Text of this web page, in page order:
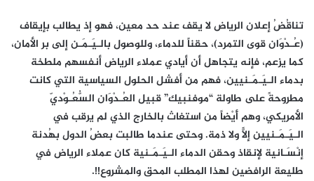
تناقُضُ إعلان الرياض لا يقف عند حد معين، فهو إذ يطالب بإيقاف
(عُـدْوَان قوى التمرد)، حقناً للدماء، وللوصول بالـيَـمَـن إلى بر الأمان،
كما يزعم، فإنه يتجاهل أن أيادي عملاء الرياض أنفسهم ملطخة
بدماء الـيَـمَـنيين، فهم من أفشل الحلول السياسية التي كانت
مطروحةً على طاولة “موفنبيك” قبيل العُـدْوَان السُّعُـوْديّ
الأمريكي، وهم أَيْضاً من استغاث بالخارج الذي لم يرقب في
الـيَـمَـنيين إلاًّ ولا ذمة. وحتى عندما طالبت بعضُ الدول بهُدنة
إنْسَـانية لإنقاذ وحقن الدماء الـيَـمَـنية كان عملاء الرياض في
طليعة الرافضين لهذا المطلب المحق والمشروع!!.